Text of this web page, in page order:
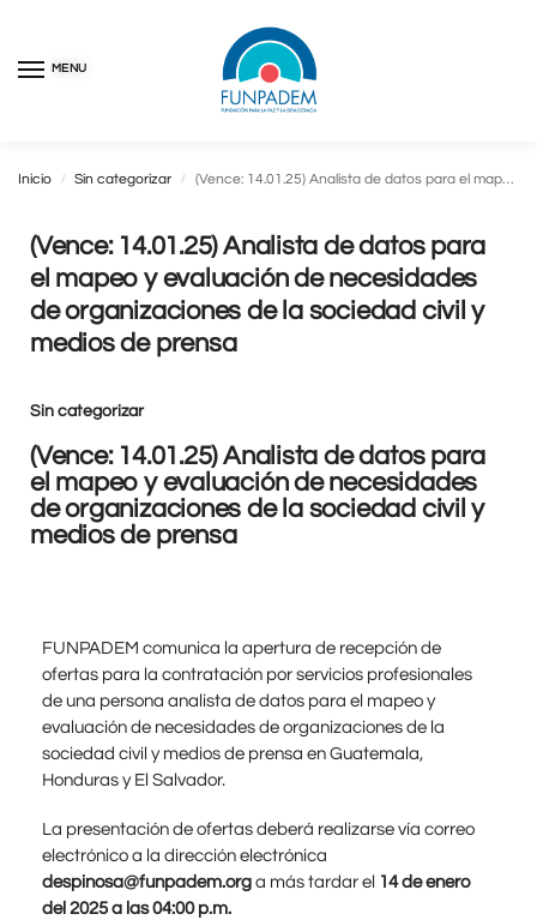
MENU
Inicio / Sin categorizar / (Vence: 14.01.25) Analista de datos para el mapeo y evaluación de necesidades de organizaciones de la sociedad civil y medios de prensa
(Vence: 14.01.25) Analista de datos para
el mapeo y evaluación de necesidades
de organizaciones de la sociedad civil y
medios de prensa
Sin categorizar
(Vence: 14.01.25) Analista de datos para
el mapeo y evaluación de necesidades
de organizaciones de la sociedad civil y
medios de prensa
FUNPADEM comunica la apertura de recepción de
ofertas para la contratación por servicios profesionales
de una persona analista de datos para el mapeo y
evaluación de necesidades de organizaciones de la
sociedad civil y medios de prensa en Guatemala,
Honduras y El Salvador.
La presentación de ofertas deberá realizarse vía correo
electrónico a la dirección electrónica
despinosa@funpadem.org a más tardar el 14 de enero
del 2025 a las 04:00 p.m.